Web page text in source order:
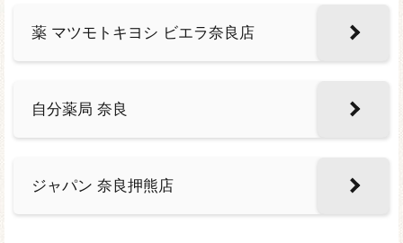
薬 マツモトキヨシ ビエラ奈良店
自分薬局 奈良
ジャパン 奈良押熊店